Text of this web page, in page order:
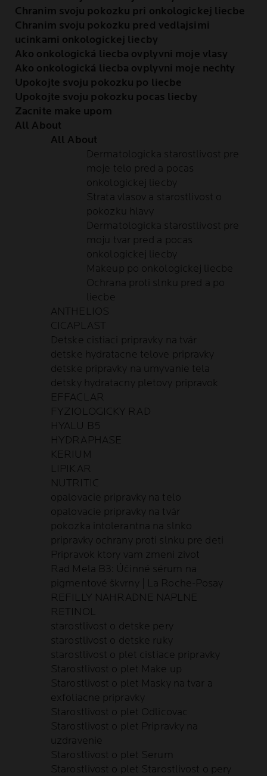
Chranim svoju pokozku pri onkologickej liecbe
Chranim svoju pokozku pred vedlajsimi
ucinkami onkologickej liecby
Ako onkologická liecba ovplyvni moje vlasy
Ako onkologická liecba ovplyvni moje nechty
Upokojte svoju pokozku po liecbe
Upokojte svoju pokozku pocas liecby
Zacnite make upom
All About
All About
Dermatologicka starostlivost pre
moje telo pred a pocas
onkologickej liecby
Strata vlasov a starostlivost o
pokozku hlavy
Dermatologicka starostlivost pre
moju tvar pred a pocas
onkologickej liecby
Makeup po onkologickej liecbe
Ochrana proti slnku pred a po
liecbe
ANTHELIOS
CICAPLAST
Detske cistiaci pripravky na tvár
detske hydratacne telove pripravky
detske pripravky na umyvanie tela
detsky hydratacny pletovy pripravok
EFFACLAR
FYZIOLOGICKY RAD
HYALU B5
HYDRAPHASE
KERIUM
LIPIKAR
NUTRITIC
opalovacie pripravky na telo
opalovacie pripravky na tvár
pokozka intolerantna na slnko
pripravky ochrany proti slnku pre deti
Pripravok ktory vam zmeni zivot
Rad Mela B3: Účinné sérum na
pigmentové škvrny | La Roche-Posay
REFILLY NAHRADNE NAPLNE
RETINOL
starostlivost o detske pery
starostlivost o detske ruky
starostlivost o plet cistiace pripravky
Starostlivost o plet Make up
Starostlivost o plet Masky na tvar a
exfoliacne pripravky
Starostlivost o plet Odlicovac
Starostlivost o plet Pripravky na
uzdravenie
Starostlivost o plet Serum
Starostlivost o plet Starostlivost o pery